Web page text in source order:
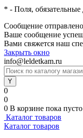
* - Поля, обязательные
Сообщение отправлено
Ваше сообщение
Вами свяжется наш
Закрыть окно
info@leldetkam.ru
0
0
0 В корзине пока пусто
Каталог товаров
Каталог товаров